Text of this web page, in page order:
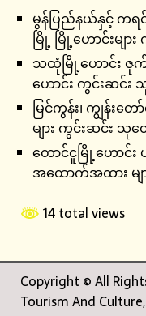
မွန်ပြည်နယ်နှင့် ကရ
မြို့ မြို့ဟောင်းမျ
သထုံမြို့ဟောင်း ဇု
ဟောင်း ကွင်းဆင်
မြင်ကွန်း၊ ကျွန်း
များ ကွင်းဆင်း သု
တောင်ငူမြို့ဟောင်း
အထောက်အထား မ
14 total views
Copyright © All
Tourism And